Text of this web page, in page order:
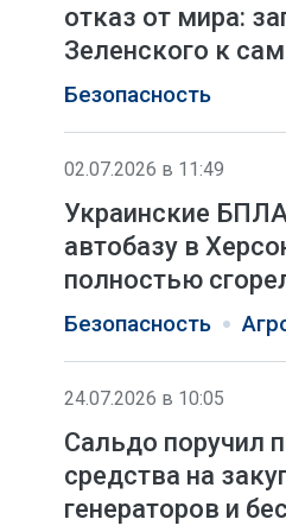
отказ от мира:
Зеленского к
Безопасность
02.07.2026 в 11:49
Украинские
автобазу в
полностью
Безопасность
24.07.2026 в 10:05
Сальдо поручил
средства на
генераторов и